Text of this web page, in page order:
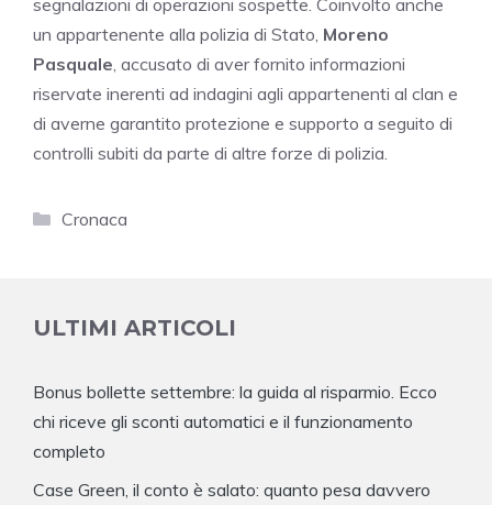
segnalazioni di operazioni sospette. Coinvolto anche
un appartenente alla polizia di Stato, Moreno
Pasquale, accusato di aver fornito informazioni
riservate inerenti ad indagini agli appartenenti al clan e
di averne garantito protezione e supporto a seguito di
controlli subiti da parte di altre forze di polizia.
Categorie
Cronaca
ULTIMI ARTICOLI
Bonus bollette settembre: la guida al risparmio. Ecco
chi riceve gli sconti automatici e il funzionamento
completo
Case Green, il conto è salato: quanto pesa davvero